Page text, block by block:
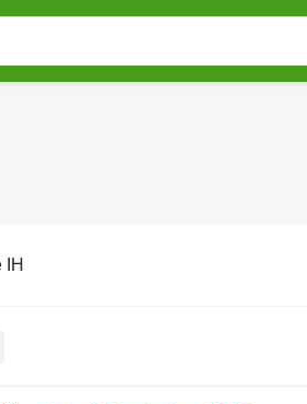
IH